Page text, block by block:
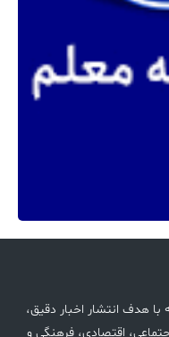
هدف انتشار اخبار دقیق،
اقتصادی، فرهنگی و